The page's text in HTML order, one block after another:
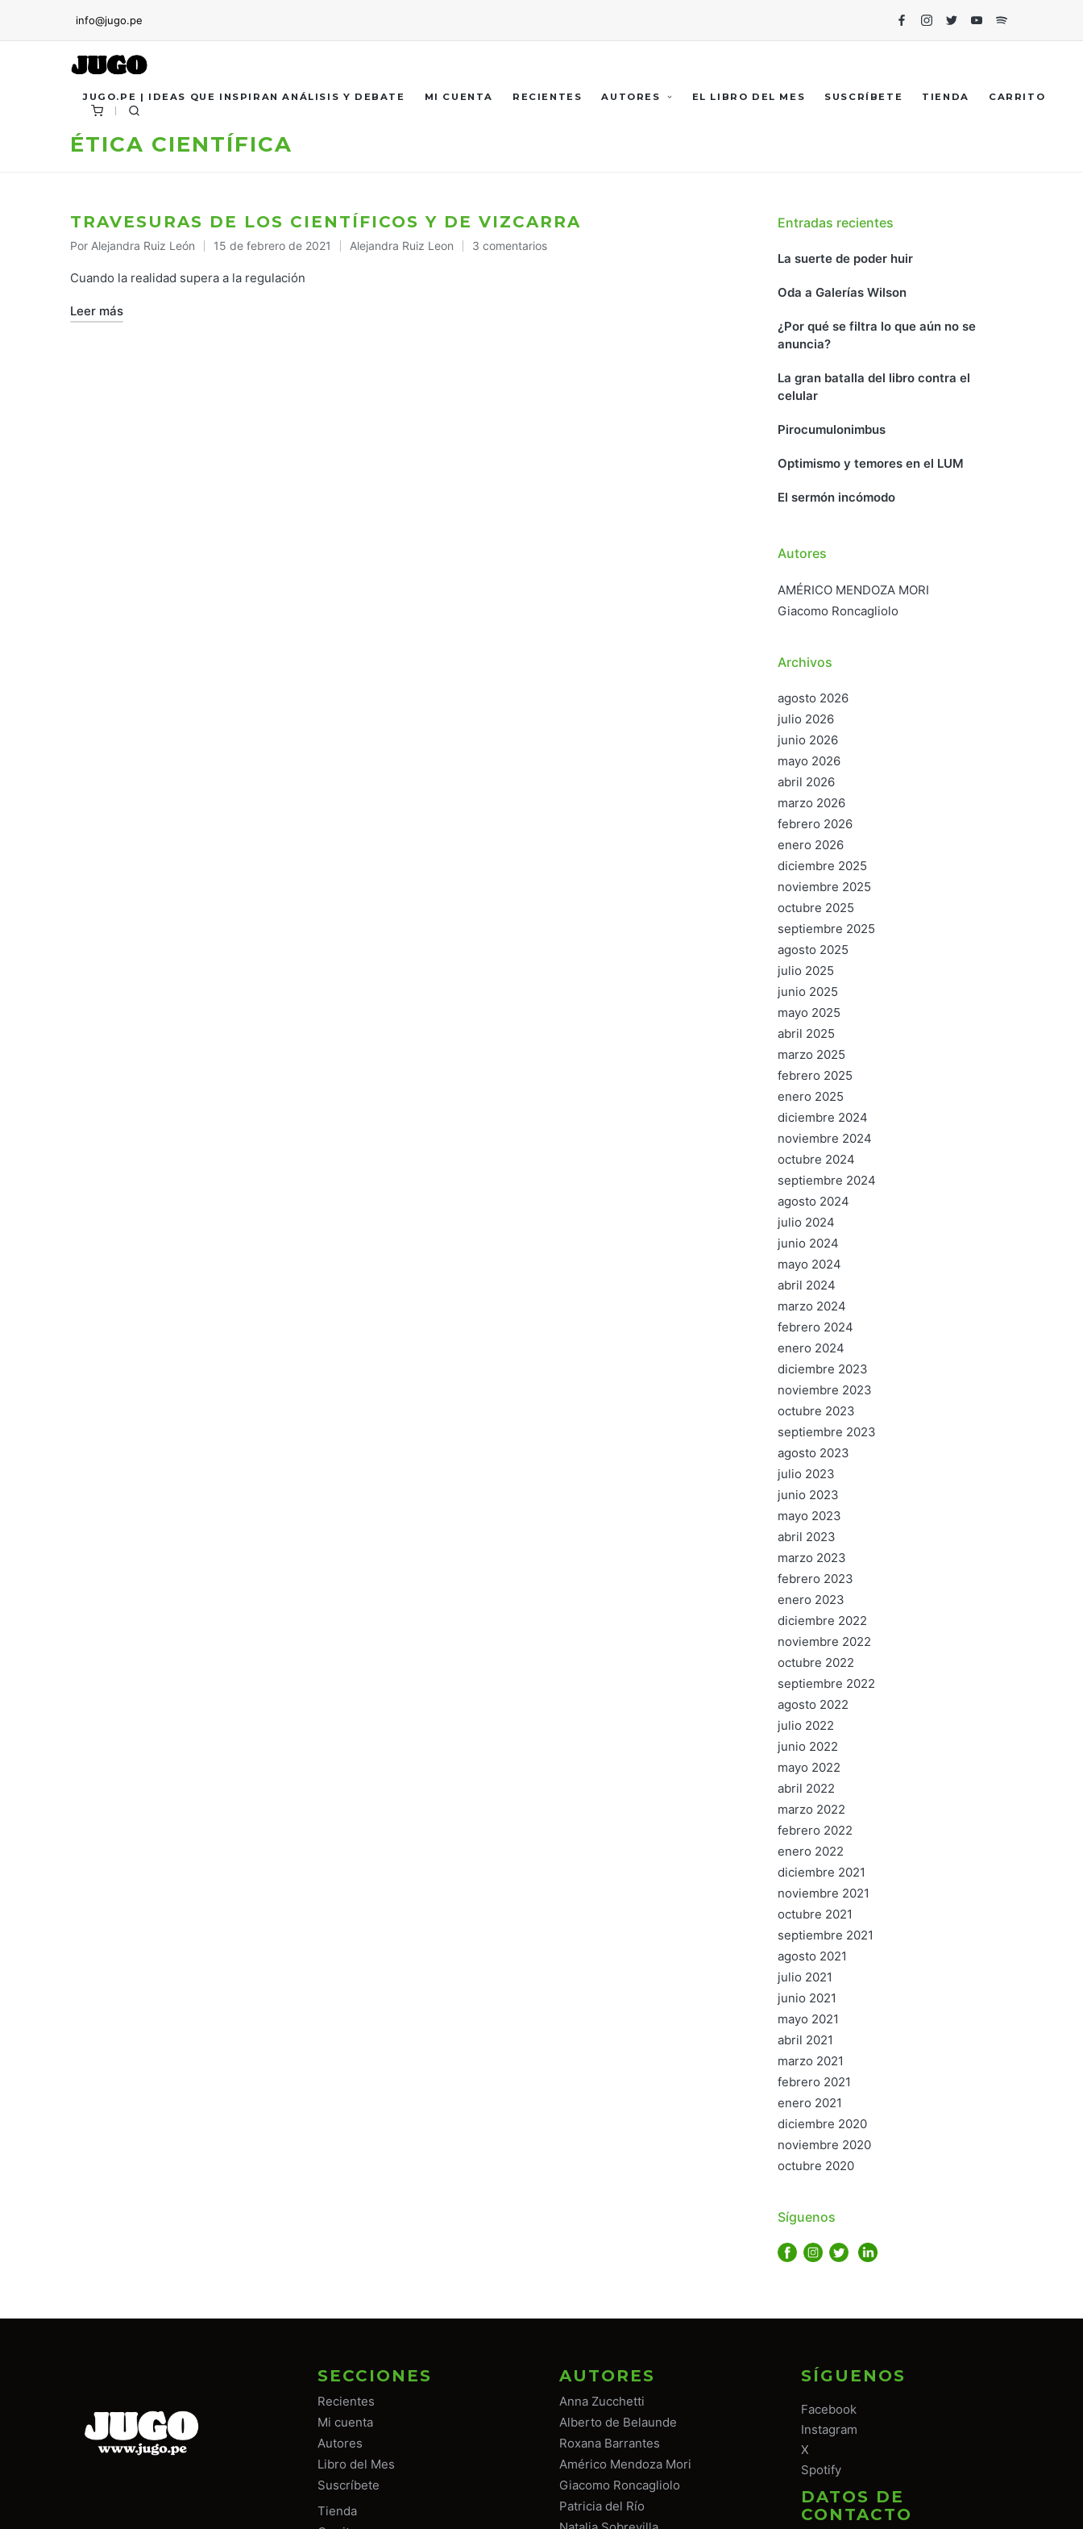
info@jugo.pe
FacebookInstagram
TwitterYoutubeSpotify
JUGO.PE | IDEAS QUE INSPIRAN ANÁLISIS Y DEBATE MI CUENTA RECIENTES AUTORES EL LIBRO DEL MES SUSCRÍBETE TIENDA CARRITO
ÉTICA CIENTÍFICA
TRAVESURAS DE LOS CIENTÍFICOS Y DE VIZCARRA
Publicado
por
Por Alejandra Ruiz León 15 de febrero de 2021
Publicado
Alejandra Ruiz Leon 3 comentarios
Cuando la realidad supera a la regulación
Leer más
Entradas recientes
La suerte de poder huir
Oda a Galerías Wilson
¿Por qué se filtra lo que aún no se
anuncia?
La gran batalla del libro contra el
celular
Pirocumulonimbus
Optimismo y temores en el LUM
El sermón incómodo
Autores
AMÉRICO MENDOZA MORI
Giacomo Roncagliolo
Archivos
agosto 2026
julio 2026
junio 2026
mayo 2026
abril 2026
marzo 2026
febrero 2026
enero 2026
diciembre 2025
noviembre 2025
octubre 2025
septiembre 2025
agosto 2025
julio 2025
junio 2025
mayo 2025
abril 2025
marzo 2025
febrero 2025
enero 2025
diciembre 2024
noviembre 2024
octubre 2024
septiembre 2024
agosto 2024
julio 2024
junio 2024
mayo 2024
abril 2024
marzo 2024
febrero 2024
enero 2024
diciembre 2023
noviembre 2023
octubre 2023
septiembre 2023
agosto 2023
julio 2023
junio 2023
mayo 2023
abril 2023
marzo 2023
febrero 2023
enero 2023
diciembre 2022
noviembre 2022
octubre 2022
septiembre 2022
agosto 2022
julio 2022
junio 2022
mayo 2022
abril 2022
marzo 2022
febrero 2022
enero 2022
diciembre 2021
noviembre 2021
octubre 2021
septiembre 2021
agosto 2021
julio 2021
junio 2021
mayo 2021
abril 2021
marzo 2021
febrero 2021
enero 2021
diciembre 2020
noviembre 2020
octubre 2020
Síguenos
SECCIONES
Recientes
Mi cuenta
Autores
Libro del Mes
Suscríbete
Tienda
AUTORES
Anna Zucchetti
Alberto de Belaunde
Roxana Barrantes
Américo Mendoza Mori
Giacomo Roncagliolo
Patricia del Río
SÍGUENOS
Facebook
Instagram
X
Spotify
DATOS DE
CONTACTO